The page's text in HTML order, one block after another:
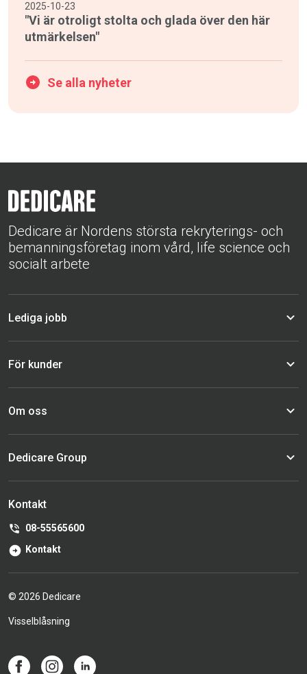
2025-10-23
"Vi är otroligt stolta och glada över den här
utmärkelsen"
Se alla nyheter
Dedicare är Nordens största rekryterings- och
bemanningsföretag inom vård, life science och
socialt arbete
Lediga jobb
För kunder
Om oss
Dedicare Group
Kontakt
08-55565600
Kontakt
© 2026 Dedicare
Visselblåsning